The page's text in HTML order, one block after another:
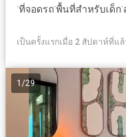
·ที่จอดรถ·พื้นที่สำหรับเด็ก·
เป็นครั้งแรกเมื่อ 2 สัปดาห์ที่แล้
1 /29